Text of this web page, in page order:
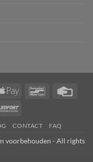
Apple
Bancontact
Sofort
CONTACT FAQ
voorbehouden - All rights